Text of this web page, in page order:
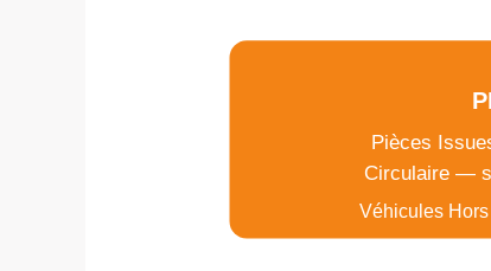
Pièces
Circulaire —
Véhicules